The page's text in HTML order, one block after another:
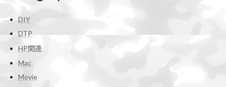
DIY
DTP
HP関連
Mac
Movie